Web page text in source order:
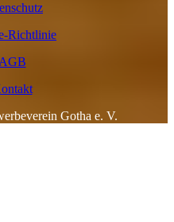
Richtlinie
Gotha e. V.